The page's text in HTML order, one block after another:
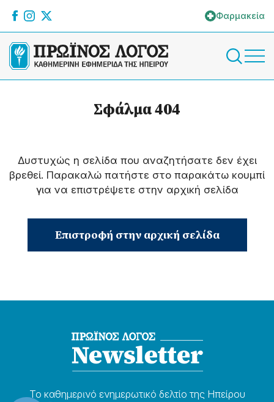
Φαρμακεία
Σφάλμα 404
Δυστυχώς η σελίδα που αναζητήσατε δεν έχει
βρεθεί. Παρακαλώ πατήστε στο παρακάτω κουμπί
για να επιστρέψετε στην αρχική σελίδα
Επιστροφή στην αρχική σελίδα
Το καθημερɩνό ενημερωτɩκό δελτίο της Ηπείρου